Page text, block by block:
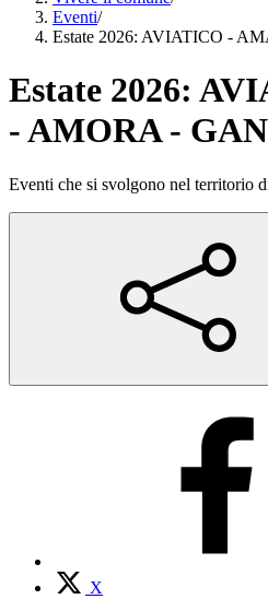
Eventi/
Estate 2026: AVIATICO -
Estate 2026:
- AMORA -
Eventi che si svolgono nel territorio
X